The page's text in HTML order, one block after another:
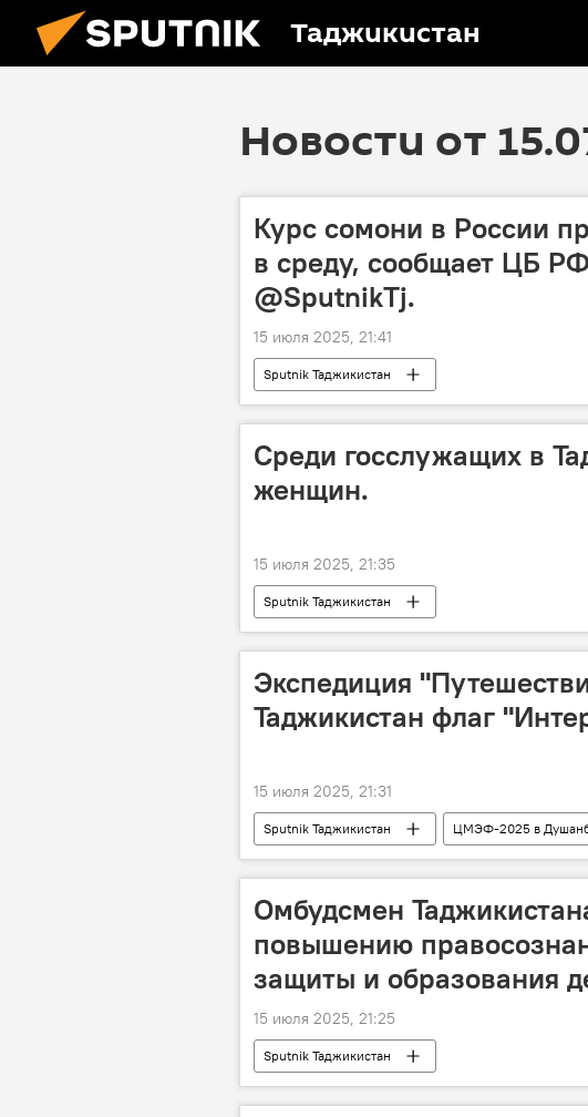
Таджикистан
Новости от
Курс сомони в России
в среду, сообщает ЦБ
@SputnikTj.
15 июля 2025, 21:41
Sputnik Таджикистан
Среди госслужащих в
женщин.
15 июля 2025, 21:35
Sputnik Таджикистан
Экспедиция
Таджикистан флаг
15 июля 2025, 21:31
Sputnik Таджикистан ЦМЭФ-2025 в
Омбудсмен
повышению
защиты и образования
15 июля 2025, 21:25
Sputnik Таджикистан